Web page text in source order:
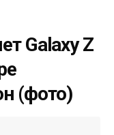
Galaxy Z
(фото)